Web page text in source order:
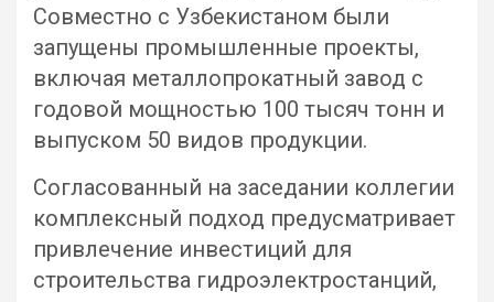
Совместно с Узбекистаном были
запущены промышленные проекты,
включая металлопрокатный завод с
годовой мощностью 100 тысяч тонн и
выпуском 50 видов продукции.
Согласованный на заседании коллегии
комплексный подход предусматривает
привлечение инвестиций для
строительства гидроэлектростанций,